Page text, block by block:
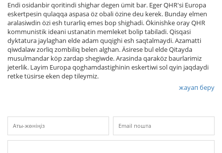
Endi osidanbir qoritindi shighar degen ümit bar. Eger QHR'si Europa
eskertpesin qulaqqa aspasa öz obali özine deu kerek. Bunday elmen
aralasiwdin özi esh turarliq emes bop shighadi. Ökinishke oray QHR
kommunistik ideani ustanatin memleket bolip tabiladi. Qisqasi
dyktatura jaylaghan elde adam quqighi esh saqtalmaydi. Azamatti
qiwdalaw zorliq zombiliq belen alghan. Äsirese bul elde Qitayda
musulmandar köp zardap shegiwde. Arasinda qaraköz baurlarimiz
jeterlik. Layim Europa qoghamdastighinin eskertiwi sol qyin jaqdaydi
retke tüsirse eken dep tileymiz.
жауап беру